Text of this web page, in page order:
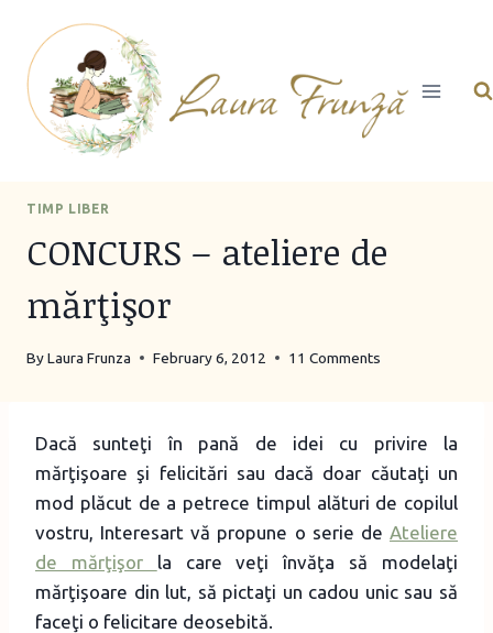
content
TIMP LIBER
CONCURS – ateliere de
mărţişor
ByLaura Frunza February 6, 2012 11 Comments
Dacă sunteţi în pană de idei cu privire la
mărţişoare şi felicitări sau dacă doar căutaţi un
mod plăcut de a petrece timpul alături de copilul
vostru, Interesart vă propune o serie de Ateliere
de mărţişor la care veţi învăţa să modelaţi
mărţişoare din lut, să pictaţi un cadou unic sau să
faceţi o felicitare deosebită.